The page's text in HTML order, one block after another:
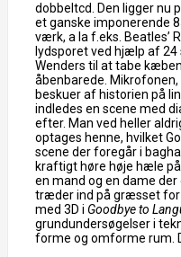
dobbeltcd. Den ligger nu
et ganske imponerende
værk, a la f.eks. Beatles’
lydsporet ved hjælp af 24
Wenders til at tabe
åbenbarede.
beskuer af historien på
indledes en scene med
efter. Man ved heller
optages henne, hvilket
scene der foregår i
kraftigt høre høje hæle
en mand og en dame
træder ind på græsset for
med 3D i Goodbye to
grundundersøgelser i
forme og omforme rum.